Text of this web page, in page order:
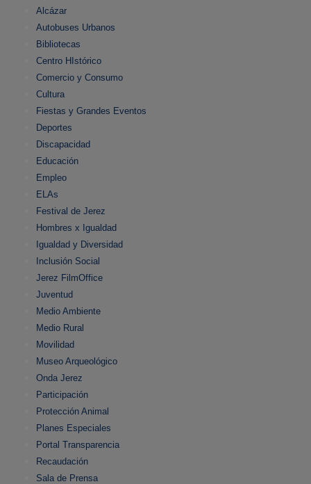
Alcázar
Autobuses Urbanos
Bibliotecas
Centro HIstórico
Comercio y Consumo
Cultura
Fiestas y Grandes Eventos
Deportes
Discapacidad
Educación
Empleo
ELAs
Festival de Jerez
Hombres x Igualdad
Igualdad y Diversidad
Inclusión Social
Jerez FilmOffice
Juventud
Medio Ambiente
Medio Rural
Movilidad
Museo Arqueológico
Onda Jerez
Participación
Protección Animal
Planes Especiales
Portal Transparencia
Recaudación
Sala de Prensa